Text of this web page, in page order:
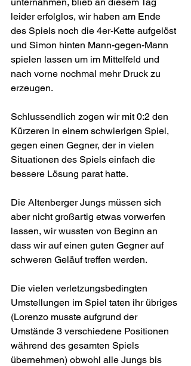
leider erfolglos, wir haben am Ende
des Spiels noch die 4er-Kette aufgelöst
und Simon hinten Mann-gegen-Mann
spielen lassen um im Mittelfeld und
nach vorne nochmal mehr Druck zu
erzeugen.
Schlussendlich zogen wir mit 0:2 den
Kürzeren in einem schwierigen Spiel,
gegen einen Gegner, der in vielen
Situationen des Spiels einfach die
bessere Lösung parat hatte.
Die Altenberger Jungs müssen sich
aber nicht großartig etwas vorwerfen
lassen, wir wussten von Beginn an
dass wir auf einen guten Gegner auf
schweren Geläuf treffen werden.
Die vielen verletzungsbedingten
Umstellungen im Spiel taten ihr übriges
(Lorenzo musste aufgrund der
Umstände 3 verschiedene Positionen
während des gesamten Spiels
übernehmen) obwohl alle Jungs bis